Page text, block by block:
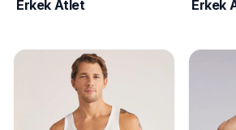
Erkek Atlet
Erkek